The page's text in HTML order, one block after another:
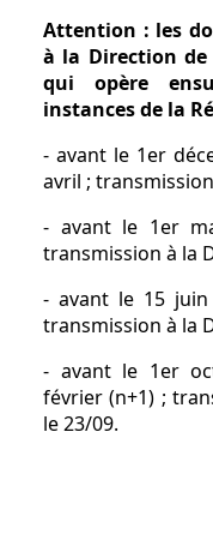
Attention : les
à la Direction de
qui opère
instances de la
- avant le 1er
avril ;
- avant le 1er
transmission à la
- avant le 15
transmission à la
- avant le 1er
février (n+1) ;
le 23/09.